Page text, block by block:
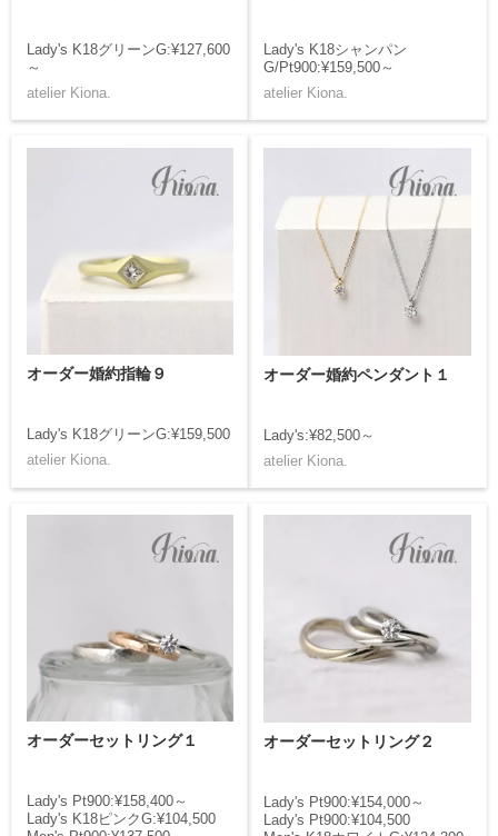
Lady's K18グリーンG:¥127,600
～
atelier Kiona.
Lady's K18シャンパン
G/Pt900:¥159,500～
atelier Kiona.
オーダー婚約指輪９
Lady's K18グリーンG:¥159,500
atelier Kiona.
オーダー婚約ペンダント１
Lady's:¥82,500～
atelier Kiona.
オーダーセットリング１
Lady's Pt900:¥158,400～
Lady's K18ピンクG:¥104,500
オーダーセットリング２
Lady's Pt900:¥154,000～
Lady's Pt900:¥104,500